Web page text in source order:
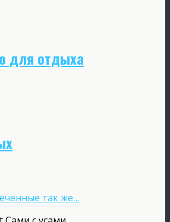
для отдыха
так же…